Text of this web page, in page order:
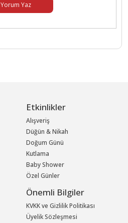
Yorum Yaz
Etkinlikler
Alışveriş
Düğün & Nikah
Doğum Günü
Kutlama
Baby Shower
Özel Günler
Önemli Bilgiler
KVKK ve Gizlilik Politikası
Üyelik Sözleşmesi